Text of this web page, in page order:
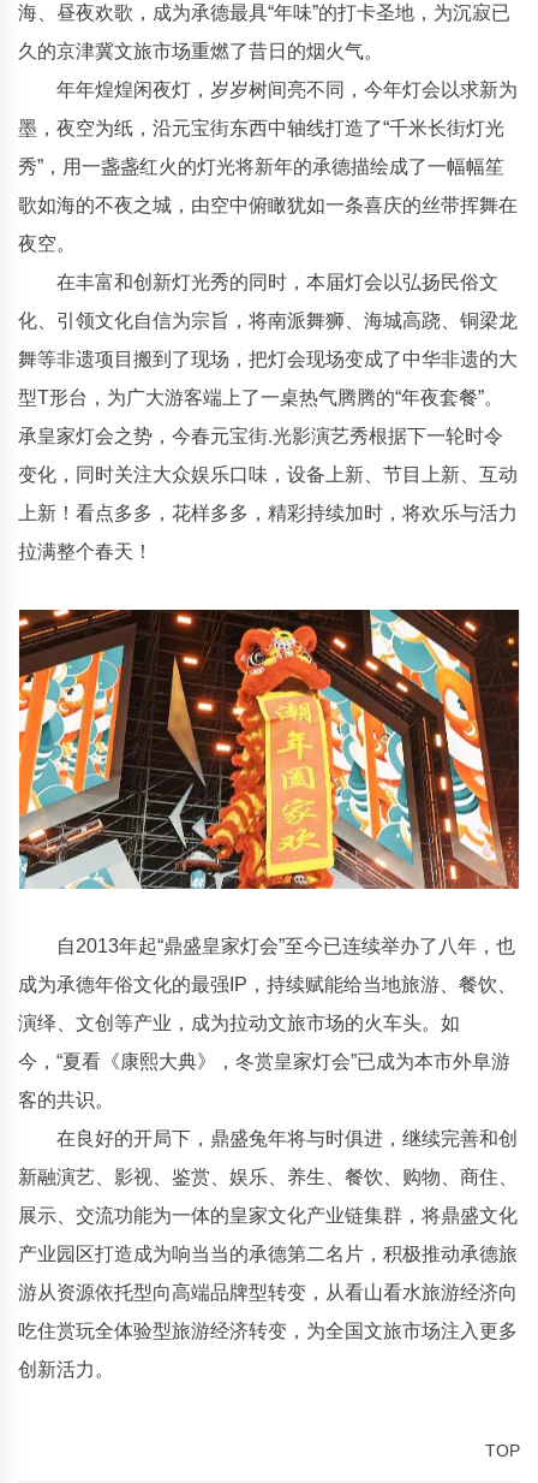
海、昼夜欢歌，成为承德最具“年味”的打卡圣地，为沉寂已
久的京津冀文旅市场重燃了昔日的烟火气。
年年煌煌闲夜灯，岁岁树间亮不同，今年灯会以求新为
墨，夜空为纸，沿元宝街东西中轴线打造了“千米长街灯光
秀”，用一盏盏红火的灯光将新年的承德描绘成了一幅幅笙
歌如海的不夜之城，由空中俯瞰犹如一条喜庆的丝带挥舞在
夜空。
在丰富和创新灯光秀的同时，本届灯会以弘扬民俗文
化、引领文化自信为宗旨，将南派舞狮、海城高跷、铜梁龙
舞等非遗项目搬到了现场，把灯会现场变成了中华非遗的大
型T形台，为广大游客端上了一桌热气腾腾的“年夜套餐”。
承皇家灯会之势，今春元宝街.光影演艺秀根据下一轮时令
变化，同时关注大众娱乐口味，设备上新、节目上新、互动
上新！看点多多，花样多多，精彩持续加时，将欢乐与活力
拉满整个春天！
自2013年起“鼎盛皇家灯会”至今已连续举办了八年，也
成为承德年俗文化的最强IP，持续赋能给当地旅游、餐饮、
演绎、文创等产业，成为拉动文旅市场的火车头。如
今，“夏看《康熙大典》，冬赏皇家灯会”已成为本市外阜游
客的共识。
在良好的开局下，鼎盛兔年将与时俱进，继续完善和创
新融演艺、影视、鉴赏、娱乐、养生、餐饮、购物、商住、
展示、交流功能为一体的皇家文化产业链集群，将鼎盛文化
产业园区打造成为响当当的承德第二名片，积极推动承德旅
游从资源依托型向高端品牌型转变，从看山看水旅游经济向
吃住赏玩全体验型旅游经济转变，为全国文旅市场注入更多
创新活力。
TOP